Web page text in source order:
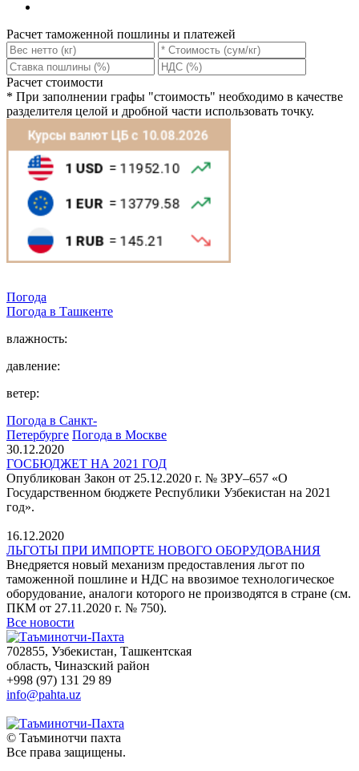
Расчет таможенной пошлины и платежей
Расчет стоимости
* При заполнении графы "стоимость" необходимо в качестве
разделителя целой и дробной части использовать точку.
Погода
Погода в Ташкентe
влажность:
давление:
ветер:
Погода в Санкт-
Петербурге Погода в Москве
30.12.2020
ГОСБЮДЖЕТ НА 2021 ГОД
Опубликован Закон от 25.12.2020 г. № ЗРУ–657 «О
Государственном бюджете Республики Узбекистан на 2021
год».
16.12.2020
ЛЬГОТЫ ПРИ ИМПОРТЕ НОВОГО ОБОРУДОВАНИЯ
Внедряется новый механизм предоставления льгот по
таможенной пошлине и НДС на ввозимое технологическое
оборудование, аналоги которого не производятся в стране (см.
ПКМ от 27.11.2020 г. № 750).
Все новости
702855, Узбекистан, Ташкентская
область, Чиназский район
+998 (97) 131 29 89
info@pahta.uz
© Таъминотчи пахта
Все права защищены.